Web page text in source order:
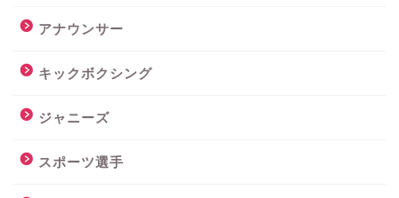
アナウンサー
キックボクシング
ジャニーズ
スポーツ選手